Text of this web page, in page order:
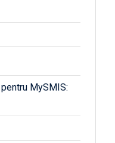
MySMIS: